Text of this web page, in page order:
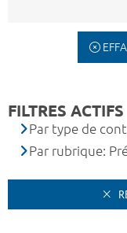
FILTRES ACTIFS
Par type de
Par rubrique: